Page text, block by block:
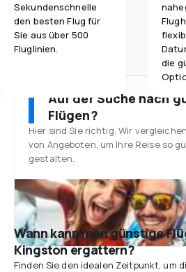
Sekundenschnelle
den besten Flug für
Sie aus über 500
Fluglinien.
die
Auf der Suche nach
Flügen?
Hier sind Sie richtig. Wir
von Angeboten, um Ihre Reise so
gestalten.
Wann kann man günstige
Kingston ergattern?
Finden Sie den idealen Zeitpunkt, um